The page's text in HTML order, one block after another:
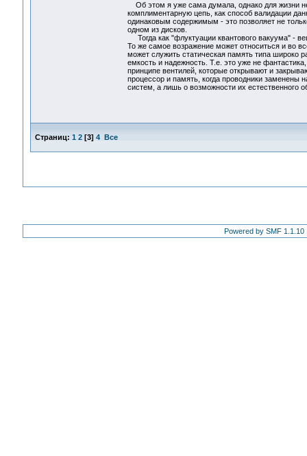
Об этом я уже сама думала, однако для жизни
комплиментарную цепь, как способ валидации
одинаковым содержимым - это позволяет не
одном из дисков.
Тогда как "флуктуации квантового вакуума" -
То же самое возражение может относиться и во
может служить статическая память типа
емкость и надежность. Т.е. это уже не
принципе вентилей, которые открывают и
процессор и память, когда проводники заменены
систем, а лишь о возможности их естественного
Страниц: 1 2[3] 4 Все
Powered by SMF 1.1.10